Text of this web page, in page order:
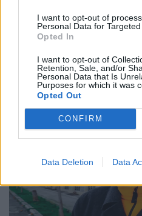
I want to opt-out of
Personal Data for Targeted
Opted In
I want to opt-out of
Retention, Sale, and/or
Personal Data that Is
Purposes for which it was
Opted Out
CONFIRM
Data Deletion Data
Το Olafaq περπατά στους
ανακαλύπτει τη μαγεία που
ιστορίες των απλών ανθρώπων.